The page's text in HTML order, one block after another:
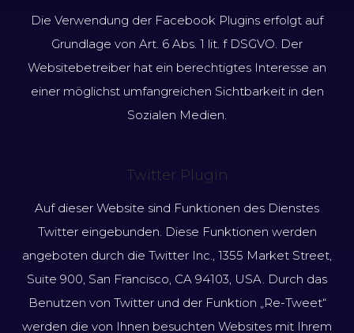
Die Verwendung der Facebook Plugins erfolgt auf
Grundlage von Art. 6 Abs. 1 lit. f DSGVO. Der
Websitebetreiber hat ein berechtigtes Interesse an
einer möglichst umfangreichen Sichtbarkeit in den
Sozialen Medien.
Twitter Plugin
Auf dieser Website sind Funktionen des Dienstes
Twitter eingebunden. Diese Funktionen werden
angeboten durch die Twitter Inc., 1355 Market Street,
Suite 900, San Francisco, CA 94103, USA. Durch das
Benutzen von Twitter und der Funktion „Re-Tweet“
werden die von Ihnen besuchten Websites mit Ihrem